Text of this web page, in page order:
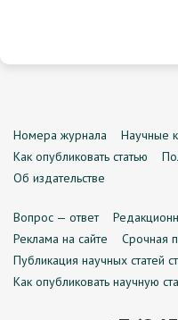
Номера журнала Научные
Как опубликовать статью
Об издательстве
Вопрос — ответ
Реклама на сайте
Срочная
Публикация научных статей
Как опубликовать научную